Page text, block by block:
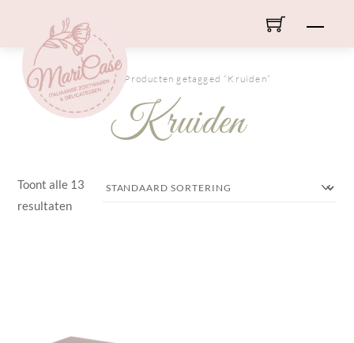
content
HOME/ Producten getagged “Kruiden”
Kruiden
Toont alle 13
resultaten